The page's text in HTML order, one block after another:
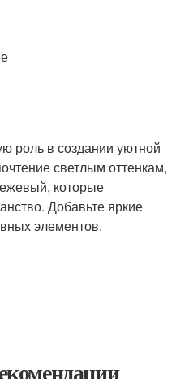
роль в создании уютной
светлым оттенкам,
которые
Добавьте яркие
элементов.